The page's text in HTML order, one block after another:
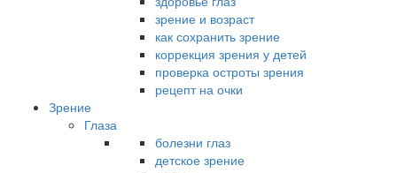
зрение и возраст
как сохранить зрение
коррекция зрения у детей
проверка остроты зрения
рецепт на очки
Зрение
Глаза
болезни глаз
детское зрение